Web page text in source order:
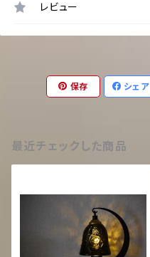
レビュー
保存 シェア
最近チェックした商品